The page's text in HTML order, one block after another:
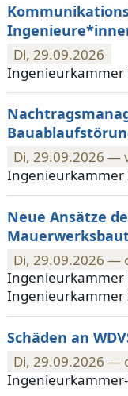
Di, 29.09.2026
Ingenieurkammer
Di, 29.09.2026 —
Ingenieurkammer
Neue Ansätze
Di, 29.09.2026 —
Ingenieurkammer
Ingenieurkammer
Schäden an
Di, 29.09.2026 —